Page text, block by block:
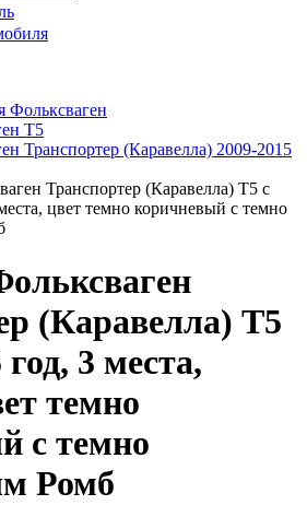
Фольксваген
Т5
Транспортер (Каравелла) 2009-2015
Транспортер (Каравелла) Т5 с
цвет темно коричневый с темно
(Каравелла) Т5
3 места,
темно
с темно
Ромб